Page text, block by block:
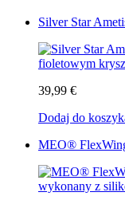
Silver Star
39,99 €
Dodaj do
MEO®